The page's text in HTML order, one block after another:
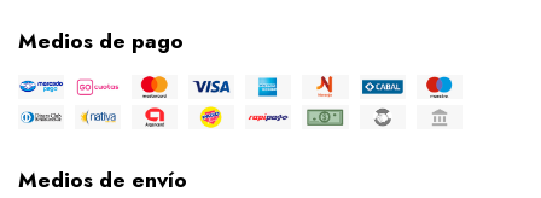
Medios de pago
Medios de envío